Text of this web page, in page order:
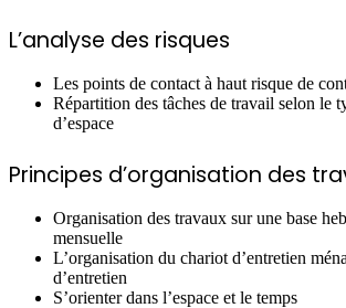
L’analyse des risques
Les points de contact à haut risque de
Répartition des tâches de travail selon le
d’espace
Principes d’organisation des
Organisation des travaux sur une base
mensuelle
L’organisation du chariot d’entretien
d’entretien
S’orienter dans l’espace et le temps